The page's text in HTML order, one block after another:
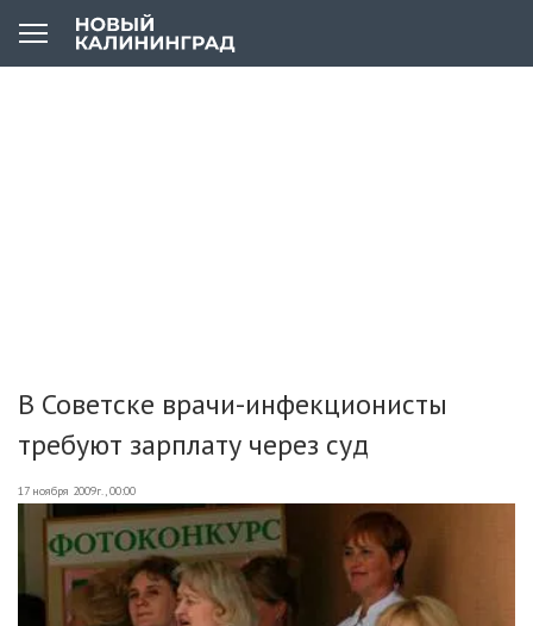
В Советске врачи-инфекционисты
требуют зарплату через суд
17 ноября 2009г., 00:00